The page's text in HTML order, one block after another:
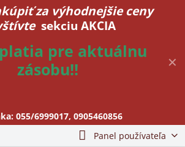
✕
za výhodnejšie ceny
sekciu AKCIA
pre aktuálnu
zásobu!!
055/6999017, 0905460856
Panel používateľa